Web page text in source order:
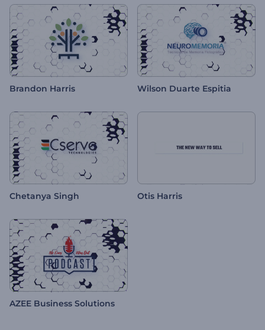
Brandon Harris Wilson Duarte Espitia
Chetanya Singh Otis Harris
AZEE Business Solutions